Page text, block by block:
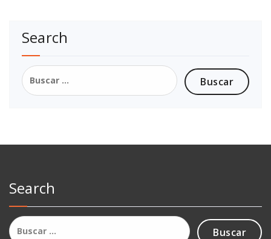
Search
Buscar:
Search
Buscar: